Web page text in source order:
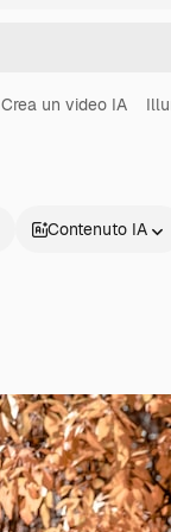
Crea un video IA
Contenuto IA